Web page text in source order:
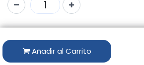
Añadir al Carrito
Código:
Marca:Commax